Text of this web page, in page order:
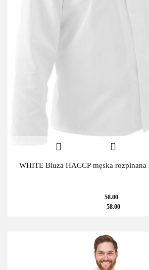
WHITE Bluza HACCP męska rozpinana
58.00
58.00